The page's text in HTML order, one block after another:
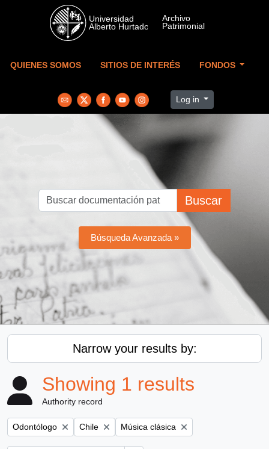
Skip to main content
QUIENES SOMOS SITIOS DE INTERÉS FONDOS
Log in
Buscar
Búsqueda Avanzada »
Narrow your results by:
Showing 1 results
Authority record
Remove filter:
Odontólogo Remove filter:
Chile Remove filter:
Música clásica